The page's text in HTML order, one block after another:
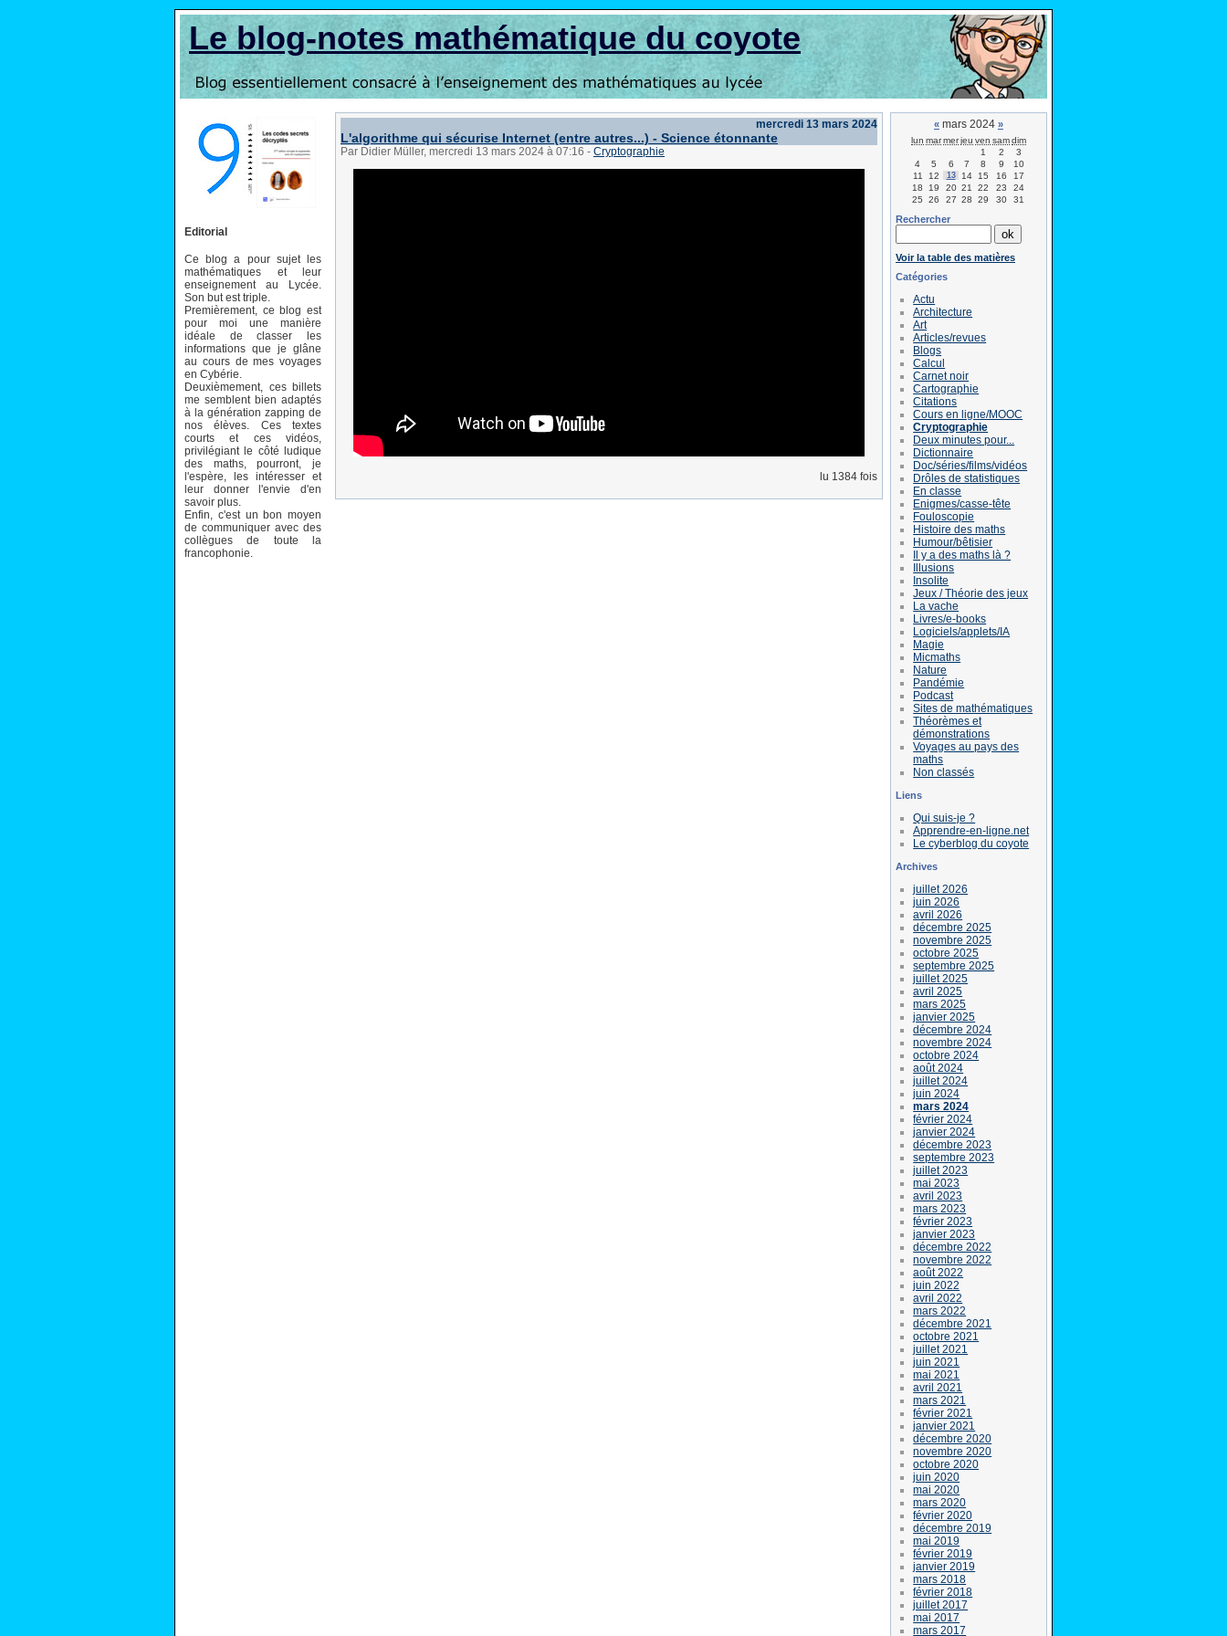
Le blog-notes mathématique du coyote
Editorial
Ce blog a pour sujet les
mathématiques et leur
enseignement au Lycée.
Son but est triple.
Premièrement, ce blog est
pour moi une manière
idéale de classer les
informations que je glâne
au cours de mes voyages
en Cybérie.
Deuxièmement, ces billets
me semblent bien adaptés
à la génération zapping de
nos élèves. Ces textes
courts et ces vidéos,
privilégiant le côté ludique
des maths, pourront, je
l'espère, les intéresser et
leur donner l'envie d'en
savoir plus.
Enfin, c'est un bon moyen
de communiquer avec des
collègues de toute la
francophonie.
mercredi 13 mars 2024
L'algorithme qui sécurise Internet (entre autres...) - Science étonnante
Par Didier Müller, mercredi 13 mars 2024 à 07:16 - Cryptographie
lu 1384 fois
« mars 2024 »
lun marmerjeu ven samdim
1
2
3
4
5 6 7 8 9
10
11
12 13 14 15 16
17
18
19 20 21 22 23
24
25
26 27 28 29 30 31
Rechercher
Voir la table des matières
Catégories
Actu
Architecture
Art
Articles/revues
Blogs
Calcul
Carnet noir
Cartographie
Citations
Cours en ligne/MOOC
Cryptographie
Deux minutes pour...
Dictionnaire
Doc/séries/films/vidéos
Drôles de statistiques
En classe
Enigmes/casse-tête
Fouloscopie
Histoire des maths
Humour/bêtisier
Il y a des maths là ?
Illusions
Insolite
Jeux / Théorie des jeux
La vache
Livres/e-books
Logiciels/applets/IA
Magie
Micmaths
Nature
Pandémie
Podcast
Sites de mathématiques
Théorèmes et
démonstrations
Voyages au pays des
maths
Non classés
Liens
Qui suis-je ?
Apprendre-en-ligne.net
Le cyberblog du coyote
Archives
juillet 2026
juin 2026
avril 2026
décembre 2025
novembre 2025
octobre 2025
septembre 2025
juillet 2025
avril 2025
mars 2025
janvier 2025
décembre 2024
novembre 2024
octobre 2024
août 2024
juillet 2024
juin 2024
mars 2024
février 2024
janvier 2024
décembre 2023
septembre 2023
juillet 2023
mai 2023
avril 2023
mars 2023
février 2023
janvier 2023
décembre 2022
novembre 2022
août 2022
juin 2022
avril 2022
mars 2022
décembre 2021
octobre 2021
juillet 2021
juin 2021
mai 2021
avril 2021
mars 2021
février 2021
janvier 2021
décembre 2020
novembre 2020
octobre 2020
juin 2020
mai 2020
mars 2020
février 2020
décembre 2019
mai 2019
février 2019
janvier 2019
mars 2018
février 2018
juillet 2017
mai 2017
mars 2017